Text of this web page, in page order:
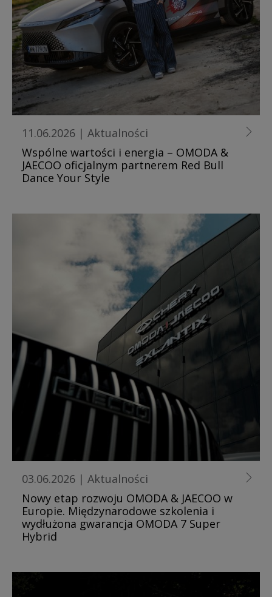
11.06.2026 | Aktualności
Wspólne wartości i energia – OMODA &
JAECOO oficjalnym partnerem Red Bull
Dance Your Style
03.06.2026 | Aktualności
Nowy etap rozwoju OMODA & JAECOO w
Europie. Międzynarodowe szkolenia i
wydłużona gwarancja OMODA 7 Super
Hybrid